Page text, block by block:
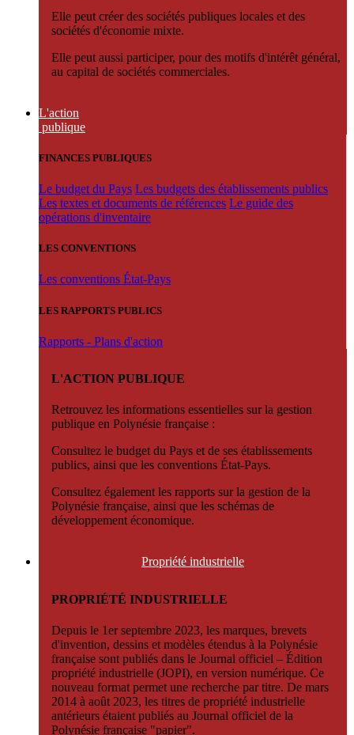
Elle peut créer des sociétés publiques locales et des
sociétés d'économie mixte.
Elle peut aussi participer, pour des motifs d'intérêt général,
au capital de sociétés commerciales.
L'action
publique
FINANCES PUBLIQUES
Le budget du Pays Les budgets des établissements publics
Les textes et documents de références Le guide des
opérations d'inventaire
LES CONVENTIONS
Les conventions État-Pays
LES RAPPORTS PUBLICS
Rapports - Plans d'action
L'ACTION PUBLIQUE
Retrouvez les informations essentielles sur la gestion
publique en Polynésie française :
Consultez le budget du Pays et de ses établissements
publics, ainsi que les conventions État-Pays.
Consultez également les rapports sur la gestion de la
Polynésie française, ainsi que les schémas de
développement économique.
Propriété industrielle
PROPRIÉTÉ INDUSTRIELLE
Depuis le 1er septembre 2023, les marques, brevets
d'invention, dessins et modèles étendus à la Polynésie
française sont publiés dans le Journal officiel – Édition
propriété industrielle (JOPI), en version numérique. Ce
nouveau format permet une recherche par titre. De mars
2014 à août 2023, les titres de propriété industrielle
antérieurs étaient publiés au Journal officiel de la
Polynésie française "papier".